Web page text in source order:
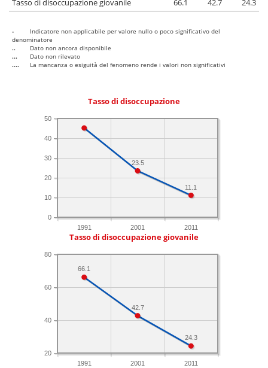
Tasso di disoccupazione giovanile
66.1 42.7 24.3
-
Indicatore non applicabile per valore nullo o poco significativo del
denominatore
..
Dato non ancora disponibile
...
Dato non rilevato
....
La mancanza o esiguità del fenomeno rende i valori non significativi
Tasso di disoccupazione
1991 2001 2011
0
10
20
30
40
50
11.1
23.5
Tasso di disoccupazione giovanile
1991 2001 2011
20
40
60
80
24.3
42.7
66.1